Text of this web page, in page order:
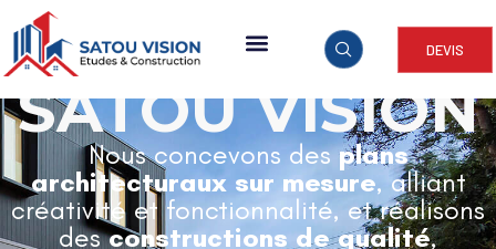
DEVIS
ARCHITECTURE & CONSTRUCTION
SATOU VISION
Nous concevons desplans
architecturaux sur mesure, alliant
créativité et fonctionnalité, et réalisons
desconstructions de qualité,